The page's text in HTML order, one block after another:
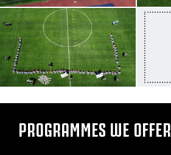
PROGRAMMES WE OFFER